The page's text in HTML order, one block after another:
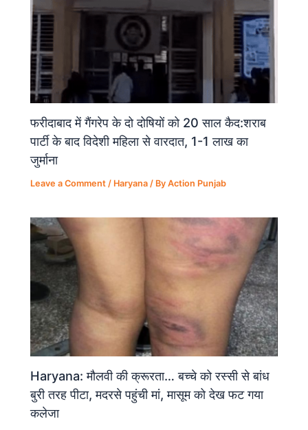
फरीदाबाद में गैंगरेप के दो दोषियों को 20 साल कैद:शराब
पार्टी के बाद विदेशी महिला से वारदात, 1-1 लाख का
जुर्माना
Leave a Comment / Haryana / ByAction Punjab
Haryana: मौलवी की क्रूरता… बच्चे को रस्सी से बांध
बुरी तरह पीटा, मदरसे पहुंची मां, मासूम को देख फट गया
कलेजा